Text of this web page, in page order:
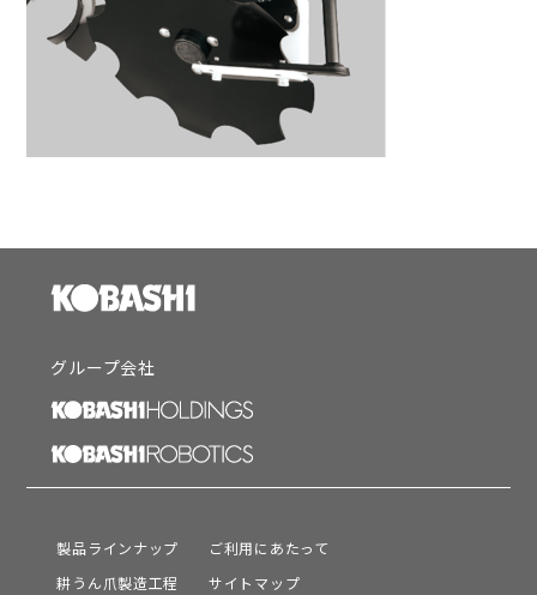
グループ会社
製品ラインナップ
耕うん爪製造工程
ご利用にあたって
サイトマップ